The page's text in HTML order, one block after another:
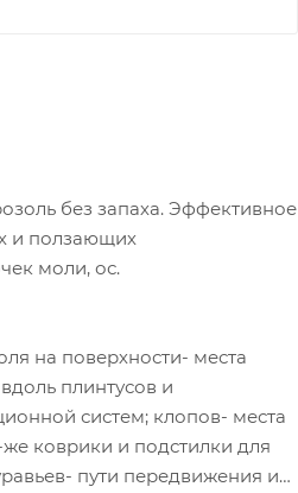
без запаха. Эффективное
и ползающих
моли, ос.
на поверхности- места
плинтусов и
систем; клопов- места
же коврики и подстилки для
пути передвижения и